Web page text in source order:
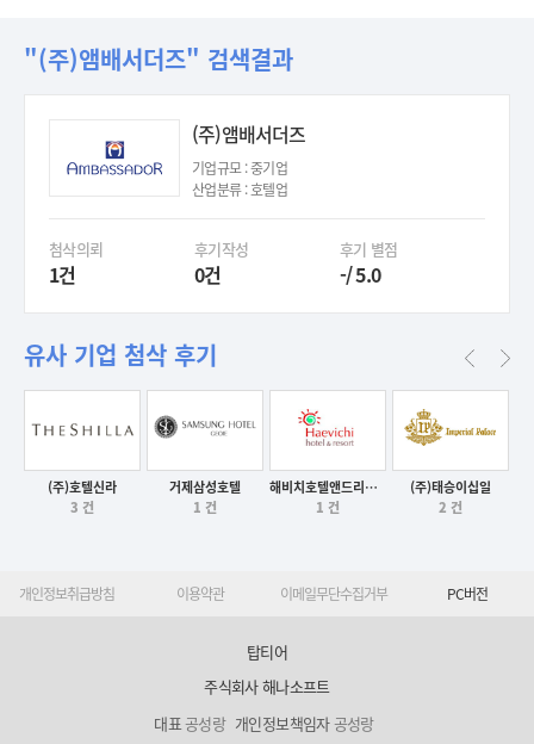
"(주)앰배서더즈" 검색결과
(주)앰배서더즈
기업규모 : 중기업
산업분류 : 호텔업
첨삭의뢰
1건
후기작성
0건
후기 별점
-/ 5.0
유사 기업 첨삭 후기
후기보기
(주)호텔신라
3 건
후기보기
거제삼성호텔
1 건
후기보기
해비치호텔앤드리조트(주)
1 건
후기보기
(주)태승이십일
2 건
개인정보취급방침 이용약관 이메일무단수집거부 PC버전
탑티어
주식회사 해나소프트
대표공성랑 개인정보책임자공성랑